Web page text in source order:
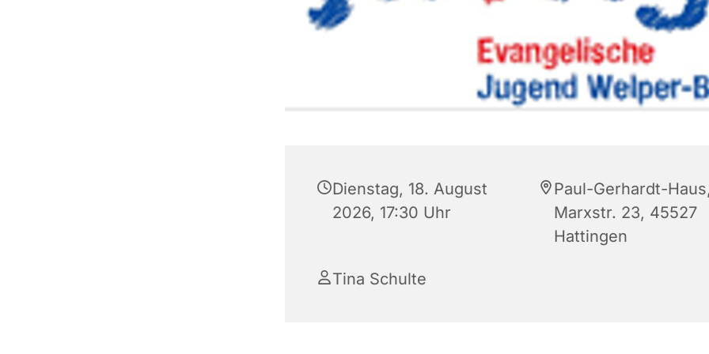
Dienstag, 18. August
2026, 17:30 Uhr
Paul-Gerhardt-
Marxstr. 23, 45527
Hattingen
Tina Schulte